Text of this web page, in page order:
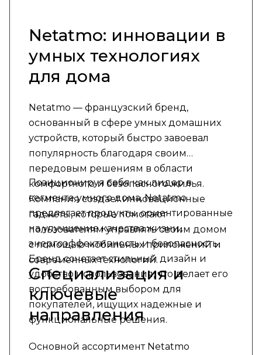
Netatmo: инновации в
умных технологиях
для дома
Netatmo — французский бренд,
основанный в сфере умных домашних
устройств, который быстро завоевал
популярность благодаря своим
передовым решениям в области
комфортного и безопасного жилья.
Компания создает инновационные
гаджеты, которые помогают
пользователям управлять своим домом
с помощью мобильных приложений и
современных технологий.
Позиционируя себя как лидер в
сегменте умного дома, Netatmo
предлагает продукты, ориентированные
на улучшение качества жизни,
энергоэффективность и безопасность.
Бренд сочетает стильный дизайн и
удобство использования, что делает его
востребованным выбором для
покупателей, ищущих надежные и
функциональные решения.
Специализация и
ключевые
направления
Основной ассортимент Netatmo